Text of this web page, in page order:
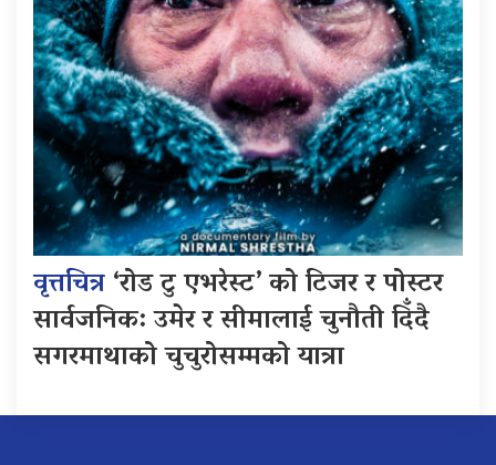
वृत्तचित्र‘रोड टु एभरेस्ट’ को टिजर र पोस्टर
सार्वजनिक: उमेर र सीमालाई चुनौती दिँदै
सगरमाथाको चुचुरोसम्मको यात्रा